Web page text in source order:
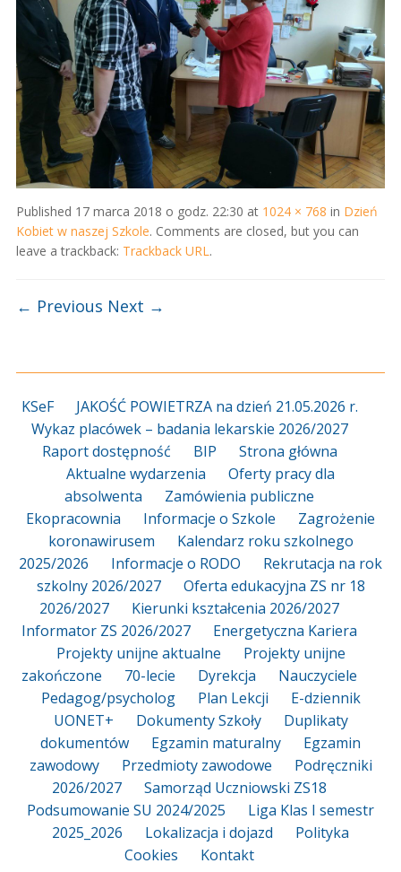
Published 17 marca 2018 o godz. 22:30 at 1024 × 768 in Dzień
Kobiet w naszej Szkole. Comments are closed, but you can
leave a trackback: Trackback URL.
← Previous Next →
KSeF
JAKOŚĆ POWIETRZA na dzień 21.05.2026 r.
Wykaz placówek – badania lekarskie 2026/2027
Raport dostępność
BIP
Strona główna
Aktualne wydarzenia
Oferty pracy dla
absolwenta
Zamówienia publiczne
Ekopracownia
Informacje o Szkole
Zagrożenie
koronawirusem
Kalendarz roku szkolnego
2025/2026
Informacje o RODO
Rekrutacja na rok
szkolny 2026/2027
Oferta edukacyjna ZS nr 18
2026/2027
Kierunki kształcenia 2026/2027
Informator ZS 2026/2027
Energetyczna Kariera
Projekty unijne aktualne
Projekty unijne
zakończone
70-lecie Dyrekcja
Nauczyciele
Pedagog/psycholog
Plan Lekcji
E-dziennik
UONET+
Dokumenty Szkoły
Duplikaty
dokumentów
Egzamin maturalny
Egzamin
zawodowy
Przedmioty zawodowe
Podręczniki
2026/2027
Samorząd Uczniowski ZS18
Podsumowanie SU 2024/2025
Liga Klas I semestr
2025_2026
Lokalizacja i dojazd
Polityka
Cookies
Kontakt